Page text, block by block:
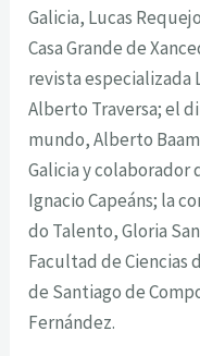
Galicia, Lucas
Casa Grande de
revista especializada
Alberto Traversa; el
mundo, Alberto
Galicia y
Ignacio Capeáns; la
do Talento, Gloria
Facultad de Ciencias
de Santiago de
Fernández.